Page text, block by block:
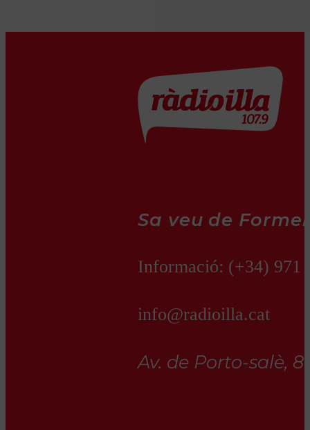
Sa veu de
Informació: (+34) 971
info@radioilla.cat
Av. de Porto-salè,